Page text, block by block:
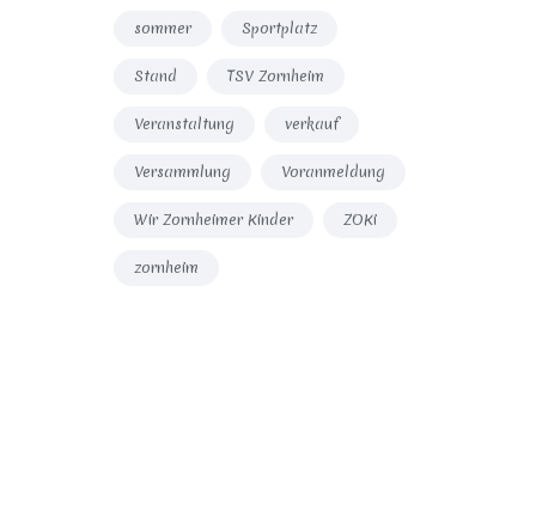
sommer Sportplatz
Stand TSV Zornheim
Veranstaltung verkauf
Versammlung Voranmeldung
Wir Zornheimer Kinder ZOKi
zornheim